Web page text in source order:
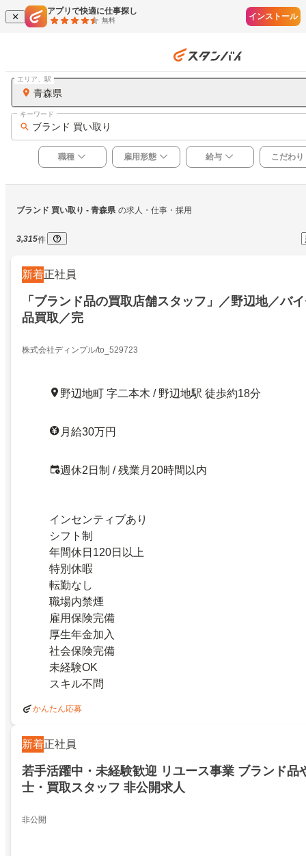
アプリで快適に仕事探し
無料 インストール
青森県
エリア、駅
ブランド 買い取り
キーワード
職種 雇用形態 給与 こだわり
ブランド 買い取り - 青森県 の求人・仕事・採用
3,315件
新着正社員
「ブランド品の買取店舗スタッフ」／野辺地／バ
品買取／完
株式会社ディンプル/to_529723
野辺地町 字二本木 / 野辺地駅 徒歩約18分
月給30万円
週休2日制 / 残業月20時間以内
インセンティブあり
シフト制
年間休日120日以上
特別休暇
転勤なし
職場内禁煙
雇用保険完備
厚生年金加入
社会保険完備
未経験OK
スキル不問
かんたん応募
新着正社員
若手活躍中・未経験歓迎 リユース事業 ブランド品
士・買取スタッフ 非公開求人
非​​公​​開